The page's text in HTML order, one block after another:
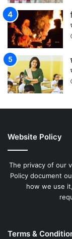
Website Policy
The privacy of our
Policy document
how we use
Terms &